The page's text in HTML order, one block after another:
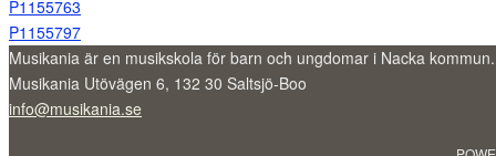
P1155763
P1155797
Musikania är en musikskola för barn och ungdomar i Nacka kommun.
Musikania Utövägen 6, 132 30 Saltsjö-Boo
info@musikania.se